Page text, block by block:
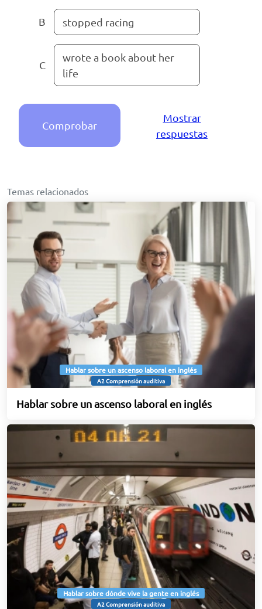
B stopped racing
C
wrote a book about her
life
Comprobar
Mostrar
respuestas
Temas relacionados
Hablar sobre un ascenso laboral en inglés
A2 Comprensión auditiva
Hablar sobre un ascenso laboral en inglés
Hablar sobre dónde vive la gente en inglés
A2 Comprensión auditiva